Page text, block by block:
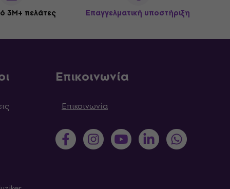
3M+ πελάτες Επαγγελματική υποστήριξη
Επικοινωνία
Επικοινωνία